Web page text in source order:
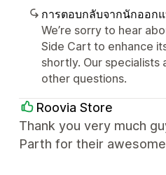
การตอบกลับจากนักออก
We’re sorry to hear
Side Cart to enhance
shortly. Our
other questions.
Roovia Store
Thank you very much
Parth for their